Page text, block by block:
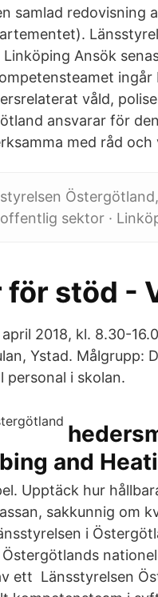
samlad redovisning
Linköping Ansök
våld,
ansvarar för
med råd och
sektor ·
stöd -
2018, kl. 8.30-
Ystad.
i skolan.
and
Upptäck hur
sakkunnig om
i
ett Länsstyrelsen